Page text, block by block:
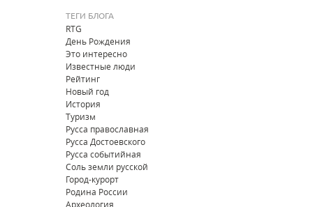
ТЕГИ БЛОГА
RTG
День Рождения
Это интересно
Известные люди
Рейтинг
Новый год
История
Туризм
Русса православная
Русса Достоевского
Русса событийная
Соль земли русской
Город-курорт
Родина России
Археология